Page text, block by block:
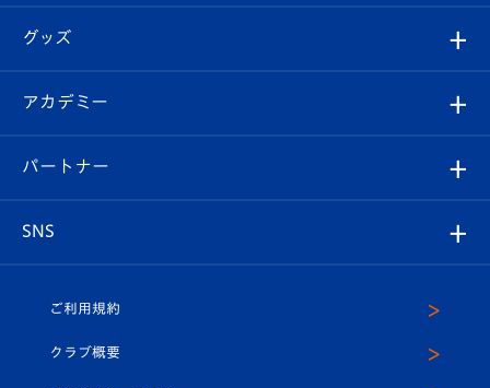
チケット
イベント
メディア
ホームタウン
スタッフプロフィール
マスコット紹介
はじめての観戦ガイド
Revive Team
ヴィヴィくんの長崎おもてなしガイド
フォトギャラリー
スタジアムグルメ
チケット
V-LOVERS（ファンクラブ）
プレイヤーズスイート
グッズ
オンラインショップ
店舗情報
アカデミー
育成からのお知らせ
U-18
パートナー
SNS
ヴィヴィくんインスタグラム
ご利用規約
クラブ概要